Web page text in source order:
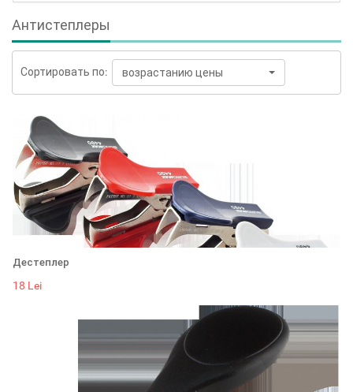
Антистеплеры
Сортировать по: возрастанию цены
Дестеплер
18 Lei